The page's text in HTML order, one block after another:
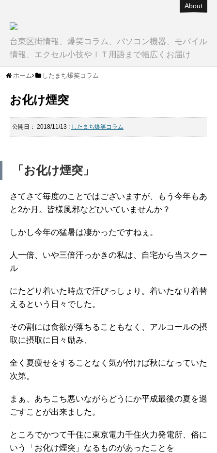
About
台東区街情報、爆笑コラム、パソコン機器、モバイル
情報、エクセル小技やＩＴ用語まで幅広くお届け
ホーム したまち爆笑コラム
お化け煙突
公開日： 2018/11/13 : したまち爆笑コラム
「お化け煙突」
さてさて毎度のことではございますが、もう今年もあ
と2か月。皆様風邪などひいていませんか？
しかし今年の猛暑は凄かったですねぇ。
人一倍、いや三倍汗っかきの私は、自宅から当スクー
ル
にたどり着いた時点で汗びっしょり。着いたなり着替
えるという日々でした。
その割には食欲が落ちることもなく、アルコールの摂
取に摂取に日々励み、
全く夏痩せをすることなく気が付けば秋になっていた
次第。
まぁ、あちこち悪いながらどうにか平成最後の夏を過
ごすことが出来ました。
ところでかつて千住に東京電力千住火力発電所、俗に
いう「お化け煙突」なるものがあったことを